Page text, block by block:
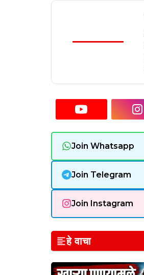
Join Whatsapp
Join Telegram
Join Instagram
हे वाचा